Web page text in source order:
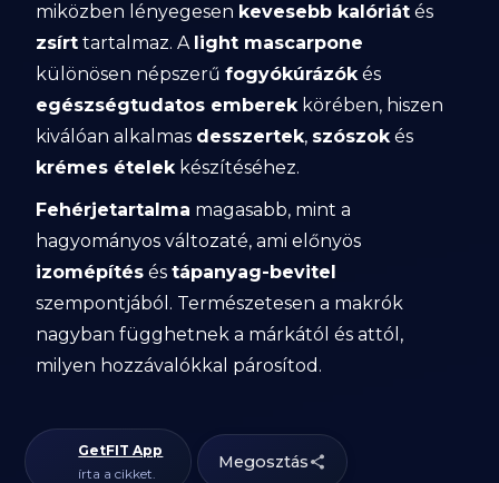
miközben lényegesen kevesebb kalóriát és
zsírt tartalmaz. A light mascarpone
különösen népszerűfogyókúrázókés
egészségtudatos emberekkörében, hiszen
kiválóan alkalmas desszertek, szószokés
krémes ételekkészítéséhez.
Fehérjetartalma magasabb, mint a
hagyományos változaté, ami előnyös
izomépítés éstápanyag-bevitel
szempontjából. Természetesen a makrók
nagyban függhetnek a márkától és attól,
milyen hozzávalókkal párosítod.
GetFIT App
írta a cikket.
Megosztás